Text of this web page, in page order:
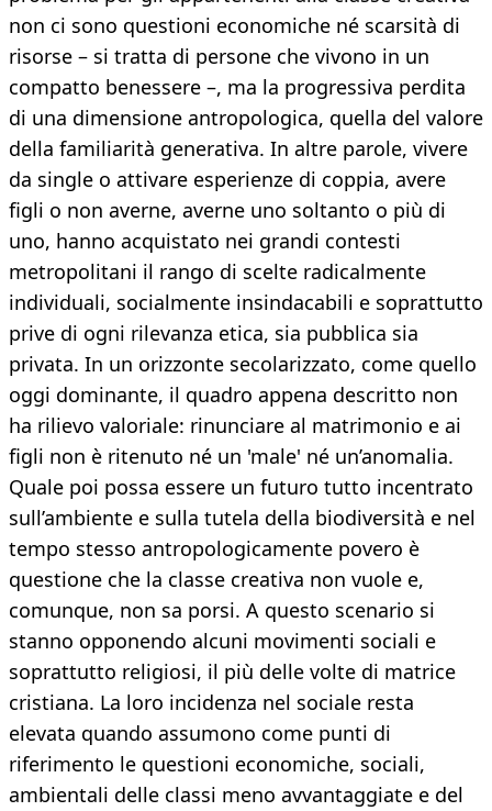
non ci sono questioni economiche né scarsità di
risorse – si tratta di persone che vivono in un
compatto benessere –, ma la progressiva perdita
di una dimensione antropologica, quella del valore
della familiarità generativa. In altre parole, vivere
da single o attivare esperienze di coppia, avere
figli o non averne, averne uno soltanto o più di
uno, hanno acquistato nei grandi contesti
metropolitani il rango di scelte radicalmente
individuali, socialmente insindacabili e soprattutto
prive di ogni rilevanza etica, sia pubblica sia
privata. In un orizzonte secolarizzato, come quello
oggi dominante, il quadro appena descritto non
ha rilievo valoriale: rinunciare al matrimonio e ai
figli non è ritenuto né un 'male' né un’anomalia.
Quale poi possa essere un futuro tutto incentrato
sull’ambiente e sulla tutela della biodiversità e nel
tempo stesso antropologicamente povero è
questione che la classe creativa non vuole e,
comunque, non sa porsi. A questo scenario si
stanno opponendo alcuni movimenti sociali e
soprattutto religiosi, il più delle volte di matrice
cristiana. La loro incidenza nel sociale resta
elevata quando assumono come punti di
riferimento le questioni economiche, sociali,
ambientali delle classi meno avvantaggiate e del